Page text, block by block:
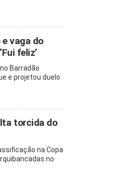
vaga do
feliz’
Barradão
e projetou duelo
torcida do
na Copa
no